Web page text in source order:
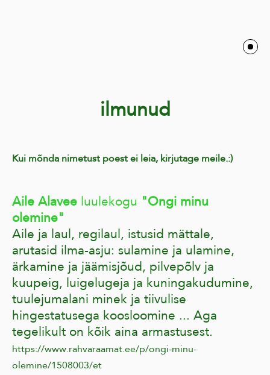
ilmunud
Kui mõnda nimetust poest ei leia, kirjutage meile.:)
Aile Alavee luulekogu "Ongi minu
olemine"
Aile ja laul, regilaul, istusid mättale,
arutasid ilma-asju: sulamine ja ulamine,
ärkamine ja jäämisjõud, pilvepõlv ja
kuupeig, luigelugeja ja kuningakudumine,
tuulejumalani minek ja tiivulise
hingestatusega koosloomine ... Aga
tegelikult on kõik aina armastusest.
https://www.rahvaraamat.ee/p/ongi-minu-
olemine/1508003/et